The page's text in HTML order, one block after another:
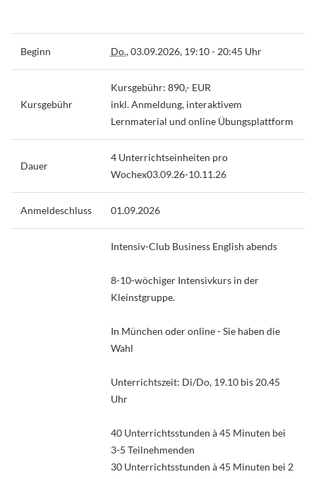
Beginn Do., 03.09.2026, 19:10 - 20:45 Uhr
Kursgebühr
Kursgebühr: 890,- EUR
inkl. Anmeldung, interaktivem
Lernmaterial und online Übungsplattform
Dauer
4 Unterrichtseinheiten pro
Wochex03.09.26-10.11.26
Anmeldeschluss 01.09.2026
Intensiv-Club Business English abends
8-10-wöchiger Intensivkurs in der
Kleinstgruppe.
In München oder online - Sie haben die
Wahl
Unterrichtszeit: Di/Do, 19.10 bis 20.45
Uhr
40 Unterrichtsstunden à 45 Minuten bei
3-5 Teilnehmenden
30 Unterrichtsstunden à 45 Minuten bei 2